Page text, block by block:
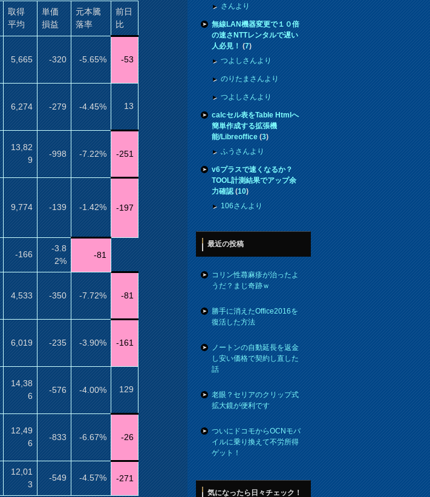
取得
平均
単価
損益
元本騰
落率
前日
比
5,665 -320 -5.65% -53
6,274 -279 -4.45% 13
13,82
9
-998 -7.22% -251
9,774 -139 -1.42% -197
-166
-3.8
2%
-81
4,533 -350 -7.72% -81
6,019 -235 -3.90% -161
14,38
6
-576 -4.00% 129
12,49
6
-833 -6.67% -26
12,01
3
-549 -4.57% -271
さんより
無線LAN機器変更で１０倍
の速さNTTレンタルで遅い
人必見！(7)
つよしさんより
のりたまさんより
つよしさんより
calcセル表をTable Htmlへ
簡単作成する拡張機
能/Libreoffice(3)
ふうさんより
v6プラスで速くなるか？
TOOL計測結果でアップ余
力確認(10)
106さんより
最近の投稿
コリン性蕁麻疹が治ったよ
うだ？まじ奇跡ｗ
勝手に消えたOffice2016を
復活した方法
ノートンの自動延長を返金
し安い価格で契約し直した
話
老眼？セリアのクリップ式
拡大鏡が便利です
ついにドコモからOCNモバ
イルに乗り換えて不労所得
ゲット！
気になったら日々チェック！